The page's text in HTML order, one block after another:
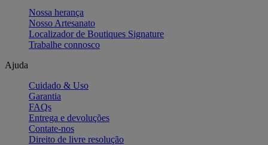
Nossa herança
Nosso Artesanato
Localizador de Boutiques Signature
Trabalhe connosco
Ajuda
Cuidado & Uso
Garantia
FAQs
Entrega e devoluções
Contate-nos
Direito de livre resolução